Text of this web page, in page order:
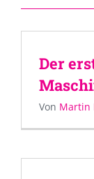
Der
Von Martin